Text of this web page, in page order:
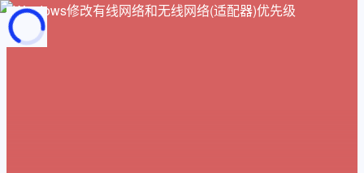
页面加载中